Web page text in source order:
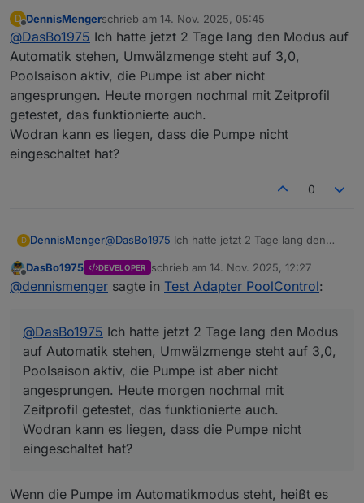
design Tabelle nicht. Kann da jemand helfen?
D
Offline
DennisMengerschrieb am 14. Nov. 2025, 05:45
zuletzt editiert von
@DasBo1975 Ich hatte jetzt 2 Tage lang den Modus auf
Automatik stehen, Umwälzmenge steht auf 3,0,
Poolsaison aktiv, die Pumpe ist aber nicht
angesprungen. Heute morgen nochmal mit Zeitprofil
getestet, das funktionierte auch.
Wodran kann es liegen, dass die Pumpe nicht
eingeschaltet hat?
0
D DennisMenger@DasBo1975 Ich hatte jetzt 2 Tage lang den
steht auf 3,0, Poolsaison aktiv, die Pumpe ist
aber nicht angesprungen. Heute morgen
Wodran kann es liegen, dass die Pumpe nicht
eingeschaltet hat?
Offline
DasBo1975 DEVELOPER schrieb am 14. Nov. 2025, 12:27
zuletzt editiert von
@dennismenger sagte in Test Adapter PoolControl:
@DasBo1975 Ich hatte jetzt 2 Tage lang den Modus
auf Automatik stehen, Umwälzmenge steht auf 3,0,
Poolsaison aktiv, die Pumpe ist aber nicht
angesprungen. Heute morgen nochmal mit
Zeitprofil getestet, das funktionierte auch.
Wodran kann es liegen, dass die Pumpe nicht
eingeschaltet hat?
Wenn die Pumpe im Automatikmodus steht, heißt es